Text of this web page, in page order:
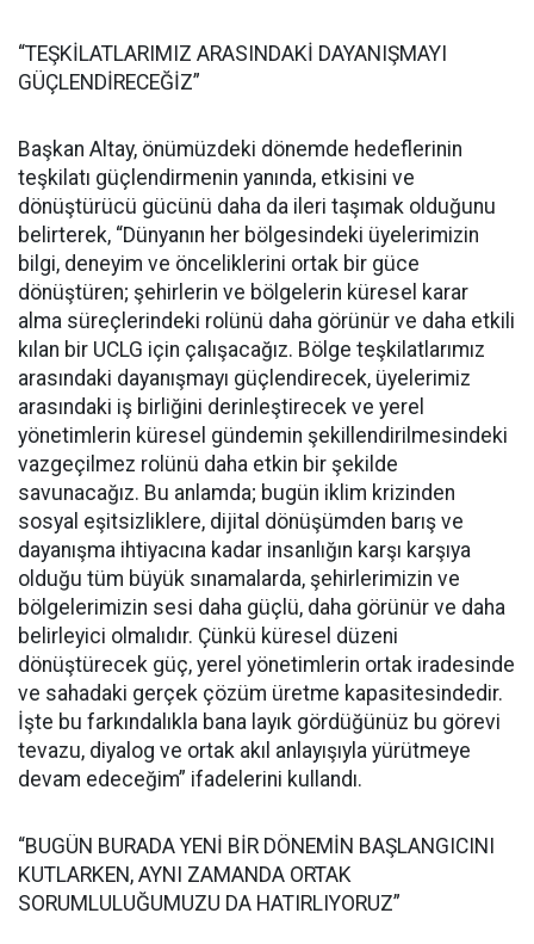
“TEŞKİLATLARIMIZ ARASINDAKİ DAYANIŞMAYI
GÜÇLENDİRECEĞİZ”
Başkan Altay, önümüzdeki dönemde hedeflerinin
teşkilatı güçlendirmenin yanında, etkisini ve
dönüştürücü gücünü daha da ileri taşımak olduğunu
belirterek, “Dünyanın her bölgesindeki üyelerimizin
bilgi, deneyim ve önceliklerini ortak bir güce
dönüştüren; şehirlerin ve bölgelerin küresel karar
alma süreçlerindeki rolünü daha görünür ve daha etkili
kılan bir UCLG için çalışacağız. Bölge teşkilatlarımız
arasındaki dayanışmayı güçlendirecek, üyelerimiz
arasındaki iş birliğini derinleştirecek ve yerel
yönetimlerin küresel gündemin şekillendirilmesindeki
vazgeçilmez rolünü daha etkin bir şekilde
savunacağız. Bu anlamda; bugün iklim krizinden
sosyal eşitsizliklere, dijital dönüşümden barış ve
dayanışma ihtiyacına kadar insanlığın karşı karşıya
olduğu tüm büyük sınamalarda, şehirlerimizin ve
bölgelerimizin sesi daha güçlü, daha görünür ve daha
belirleyici olmalıdır. Çünkü küresel düzeni
dönüştürecek güç, yerel yönetimlerin ortak iradesinde
ve sahadaki gerçek çözüm üretme kapasitesindedir.
İşte bu farkındalıkla bana layık gördüğünüz bu görevi
tevazu, diyalog ve ortak akıl anlayışıyla yürütmeye
devam edeceğim” ifadelerini kullandı.
“BUGÜN BURADA YENİ BİR DÖNEMİN BAŞLANGICINI
KUTLARKEN, AYNI ZAMANDA ORTAK
SORUMLULUĞUMUZU DA HATIRLIYORUZ”